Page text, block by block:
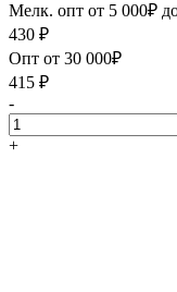
Мелк. опт от 5 000₽
430 ₽
Опт от 30 000₽
415 ₽
-
+